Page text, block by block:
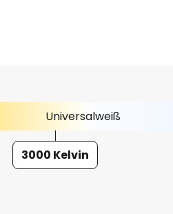
Universalweiß
3000 Kelvin